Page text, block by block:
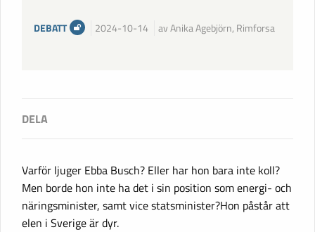
DEBATT 2024-10-14 av Anika Agebjörn, Rimforsa
Varför ljuger Ebba Busch? Eller har hon bara inte koll?
Men borde hon inte ha det i sin position som energi- och
näringsminister, samt vice statsminister?Hon påstår att
elen i Sverige är dyr.